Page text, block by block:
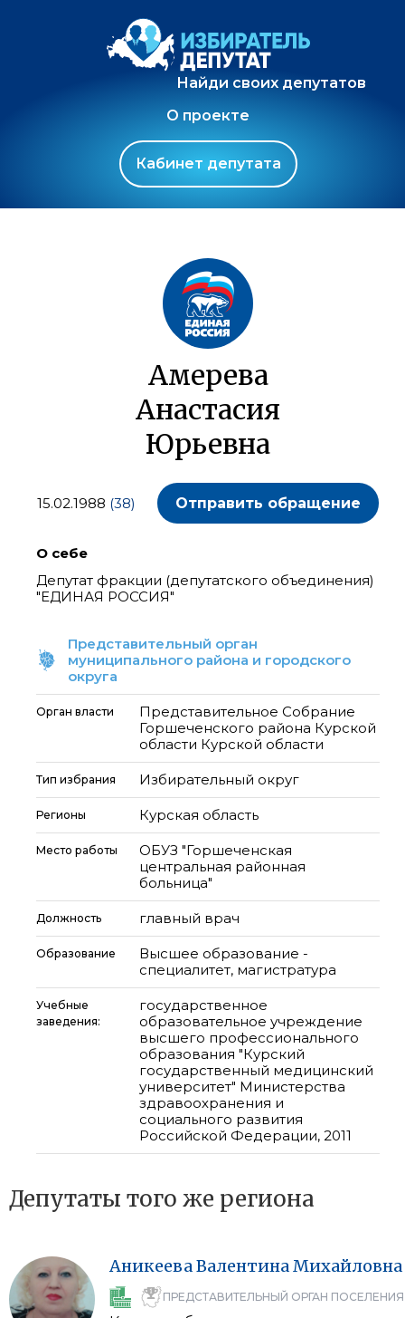
Найди своих депутатов
О проекте
Кабинет депутата
Амерева
Анастасия
Юрьевна
15.02.1988 (38) Отправить обращение
О себе
Депутат фракции (депутатского объединения)
"ЕДИНАЯ РОССИЯ"
Представительный орган
муниципального района и городского
округа
Орган власти
Представительное Собрание
Горшеченского района Курской
области Курской области
Тип избрания Избирательный округ
Регионы Курская область
Место работы
ОБУЗ "Горшеченская
центральная районная
больница"
Должность главный врач
Образование
Высшее образование -
специалитет, магистратура
Учебные
заведения:
государственное
образовательное учреждение
высшего профессионального
образования "Курский
государственный медицинский
университет" Министерства
здравоохранения и
социального развития
Российской Федерации, 2011
Депутаты того же региона
АникееваВалентинаМихайловна
ПРЕДСТАВИТЕЛЬНЫЙ ОРГАН ПОСЕЛЕНИЯ